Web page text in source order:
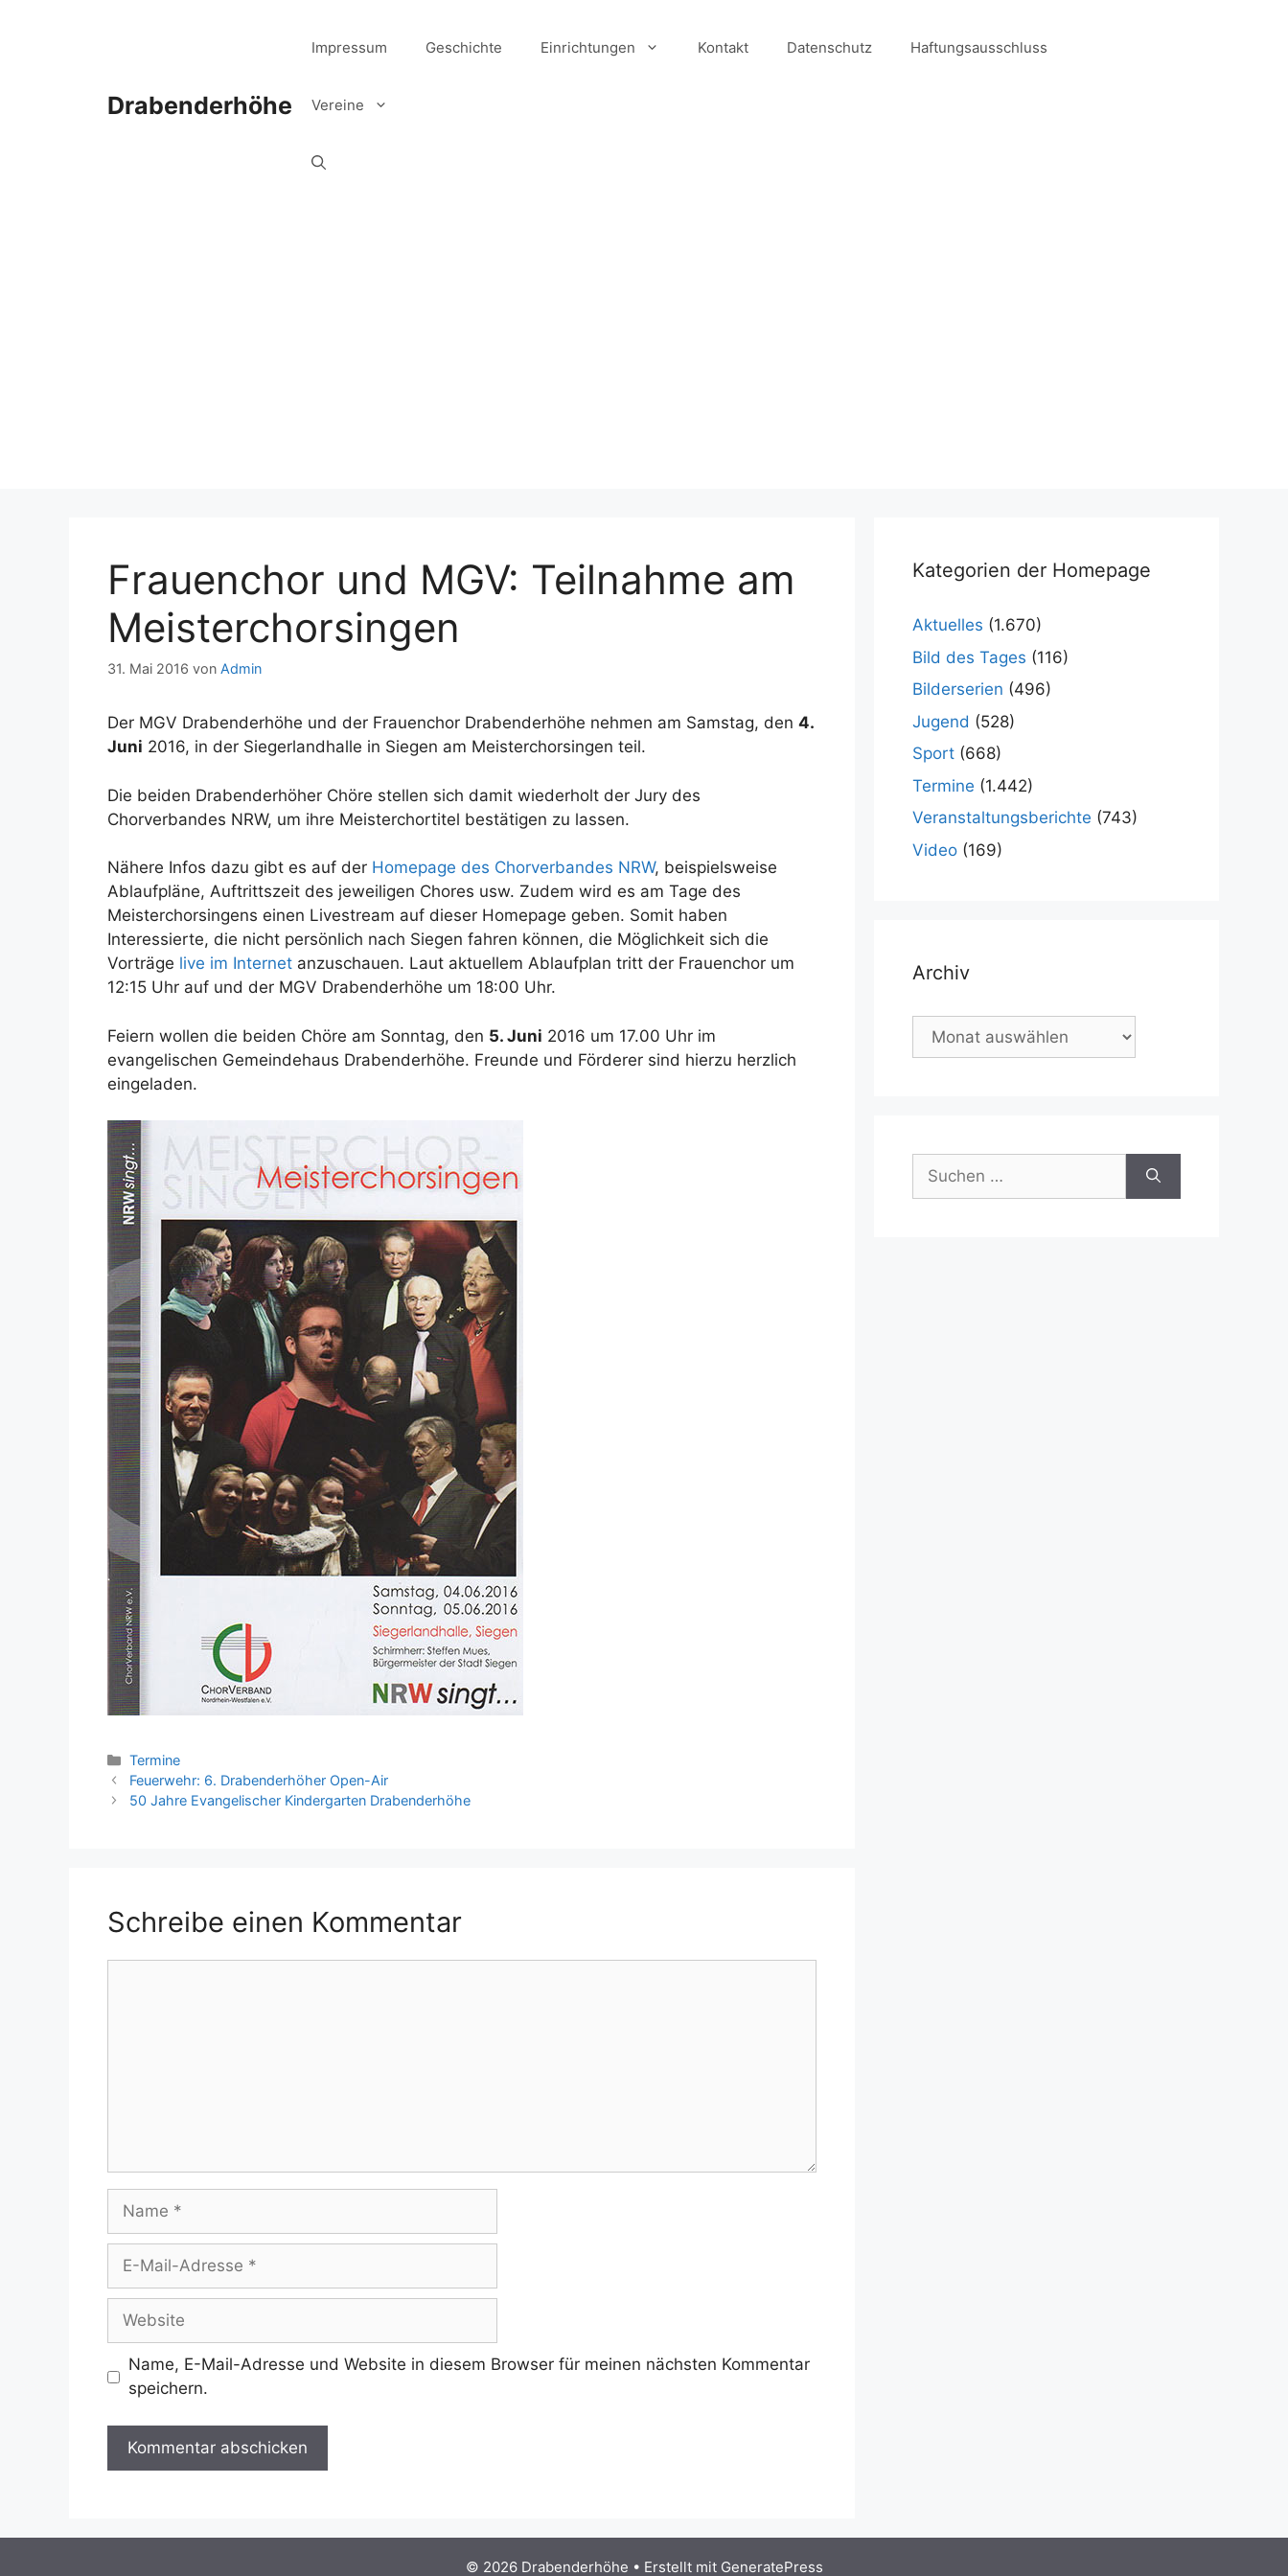
Drabenderhöhe
Impressum Geschichte Einrichtungen Kontakt Datenschutz Haftungsausschluss
Vereine
Frauenchor und MGV: Teilnahme am
Meisterchorsingen
31. Mai 2016 von Admin
Der MGV Drabenderhöhe und der Frauenchor Drabenderhöhe nehmen am Samstag, den 4.
Juni 2016, in der Siegerlandhalle in Siegen am Meisterchorsingen teil.
Die beiden Drabenderhöher Chöre stellen sich damit wiederholt der Jury des
Chorverbandes NRW, um ihre Meisterchortitel bestätigen zu lassen.
Nähere Infos dazu gibt es auf der Homepage des Chorverbandes NRW, beispielsweise
Ablaufpläne, Auftrittszeit des jeweiligen Chores usw. Zudem wird es am Tage des
Meisterchorsingens einen Livestream auf dieser Homepage geben. Somit haben
Interessierte, die nicht persönlich nach Siegen fahren können, die Möglichkeit sich die
Vorträge live im Internet anzuschauen. Laut aktuellem Ablaufplan tritt der Frauenchor um
12:15 Uhr auf und der MGV Drabenderhöhe um 18:00 Uhr.
Feiern wollen die beiden Chöre am Sonntag, den 5. Juni 2016 um 17.00 Uhr im
evangelischen Gemeindehaus Drabenderhöhe. Freunde und Förderer sind hierzu herzlich
eingeladen.
Kategorien
Termine
Feuerwehr: 6. Drabenderhöher Open-Air
50 Jahre Evangelischer Kindergarten Drabenderhöhe
Schreibe einen Kommentar
Name
Adresse
Website
Name, E-Mail-Adresse und Website in diesem Browser für meinen nächsten Kommentar
speichern.
Kategorien der Homepage
Aktuelles (1.670)
Bild des Tages (116)
Bilderserien (496)
Jugend (528)
Sport (668)
Termine (1.442)
Veranstaltungsberichte (743)
Video (169)
Archiv
Archiv
nach:
© 2026 Drabenderhöhe • Erstellt mit GeneratePress